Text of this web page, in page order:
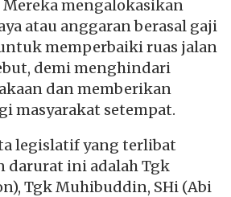
mengalokasikan
atau anggaran berasal gaji
memperbaiki ruas jalan
demi menghindari
dan memberikan
masyarakat setempat.
legislatif yang terlibat
darurat ini adalah Tgk
Tgk Muhibuddin, SHi (Abi